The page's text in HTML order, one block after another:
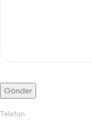
Telefon